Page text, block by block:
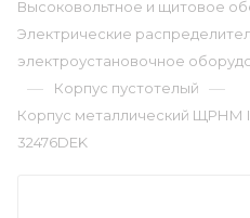
Высоковольтное и щитовое
Электрические
электроустановочное
— Корпус пустотелый —
Корпус металлический ЩРНМ
32476DEK